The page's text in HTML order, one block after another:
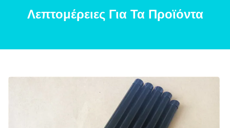
Λεπτομέρειες Για Τα Προϊόντα